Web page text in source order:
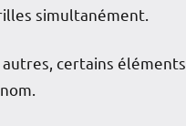
simultanément.
certains éléments